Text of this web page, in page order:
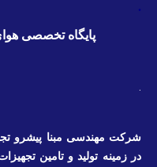
.
پایگاه تخصصی
.
شرکت مهندسی مبنا پیشرو
در زمینه تولید و تامین